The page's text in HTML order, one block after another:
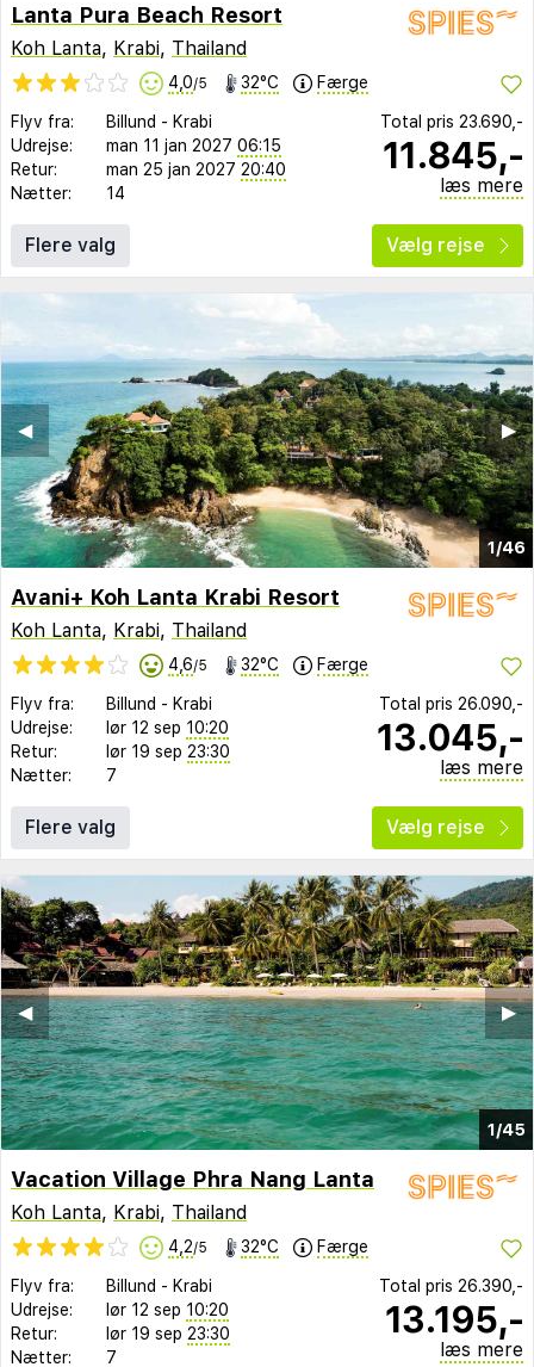
Lanta Pura Beach Resort
Koh Lanta, Krabi, Thailand
4,0/5 32°C Færge
Flyv fra: Billund - Krabi
Udrejse:
man 11 jan 2027 06:15
Retur:
man 25 jan 2027 20:40
Nætter:
14
Total pris 23.690,-
11.845,-
læs mere
Flere valg Vælg rejse
1/46
▶︎
◀︎
Avani+ Koh Lanta Krabi Resort
Koh Lanta, Krabi, Thailand
4,6/5 32°C Færge
Flyv fra: Billund - Krabi
Udrejse:
lør 12 sep 10:20
Retur:
lør 19 sep 23:30
Nætter:
7
Total pris 26.090,-
13.045,-
læs mere
Flere valg Vælg rejse
1/45
▶︎
◀︎
Vacation Village Phra Nang Lanta
Koh Lanta, Krabi, Thailand
4,2/5 32°C Færge
Flyv fra: Billund - Krabi
Udrejse:
lør 12 sep 10:20
Retur:
lør 19 sep 23:30
Nætter:
7
Total pris 26.390,-
13.195,-
læs mere